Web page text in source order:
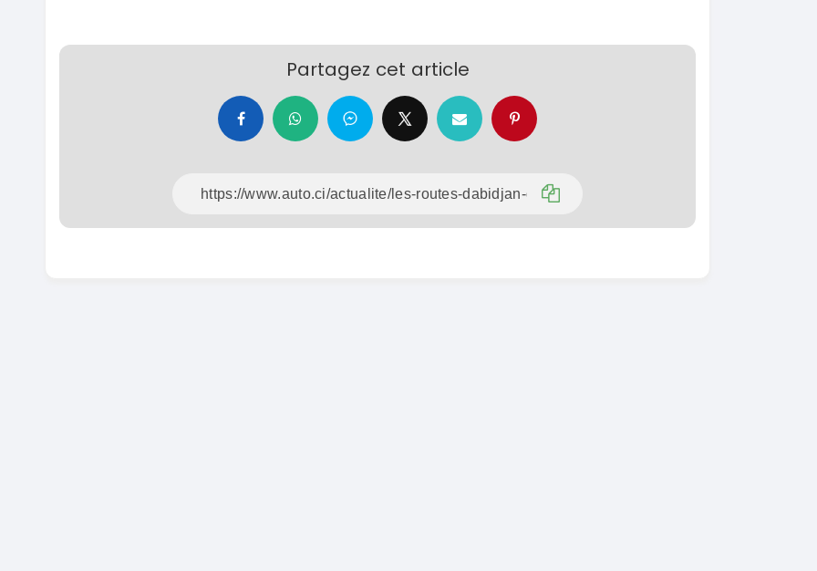
Partagez cet article